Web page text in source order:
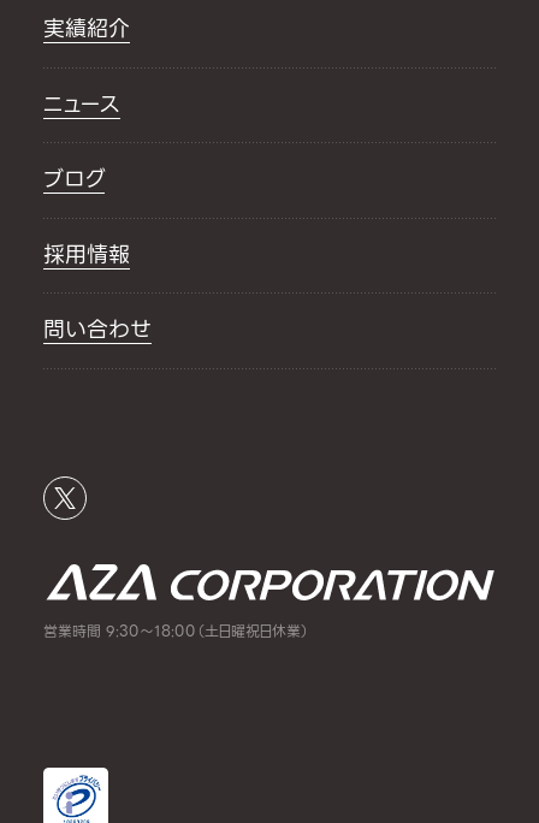
実績紹介
ニュース
ブログ
採用情報
問い合わせ
営業時間 9:30～18:00（土日曜祝日休業）